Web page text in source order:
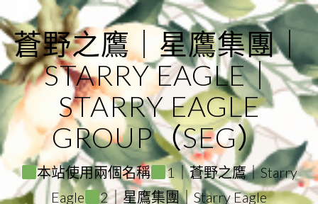
to
content
蒼野之鷹｜星鷹集團｜
STARRY EAGLE｜
STARRY EAGLE
GROUP（SEG）
本站使用兩個名稱
1｜蒼野之鷹｜Starry
Eagle
2｜星鷹集團｜Starry Eagle